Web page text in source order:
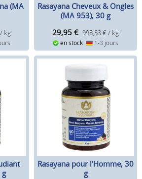
(MA
kg
Rasayana Cheveux & Ongles
(MA 953), 30 g
29,95 € 998,33 € / kg
en stock 1-3 jours
g
Rasayana pour l'Homme, 30
g